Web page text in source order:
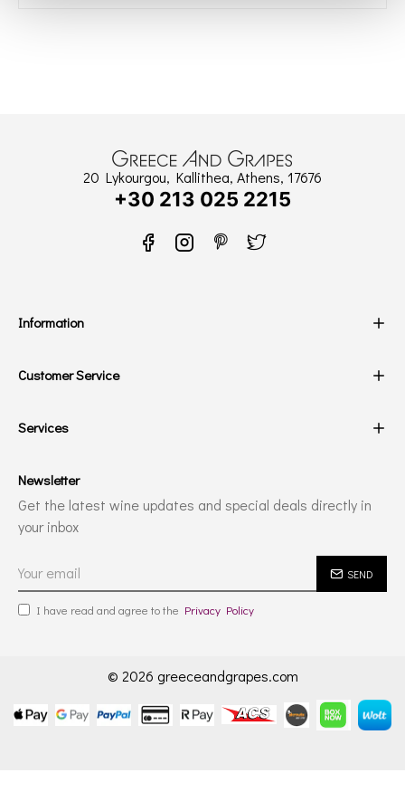
20 Lykourgou, Kallithea, Athens, 17676
+30 213 025 2215
Information
Customer Service
Services
Newsletter
Get the latest wine updates and special deals directly in
your inbox
SEND
I have read and agree to the Privacy Policy
© 2026 greeceandgrapes.com